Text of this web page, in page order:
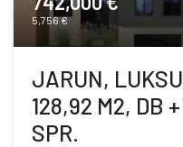
5,756 €
JARUN,
128,92 M2, DB
SPR.